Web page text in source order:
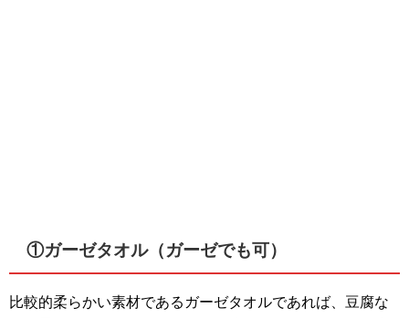
①ガーゼタオル（ガーゼでも可）
比較的柔らかい素材であるガーゼタオルであれば、豆腐な